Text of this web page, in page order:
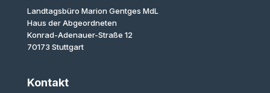
Landtagsbüro Marion Gentges MdL
Haus der Abgeordneten
Konrad-Adenauer-Straße 12
70173 Stuttgart
Kontakt